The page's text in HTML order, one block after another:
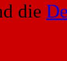
die